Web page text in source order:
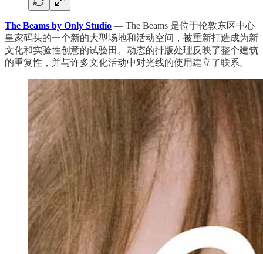
The Beams by Only Studio — The Beams 是位于伦敦东区中心
皇家码头的一个新的大型场地和活动空间，被重新打造成为新
文化和实验性创意的试验田。动态的排版处理反映了整个建筑
的重复性，并与许多文化活动中对光线的使用建立了联系。